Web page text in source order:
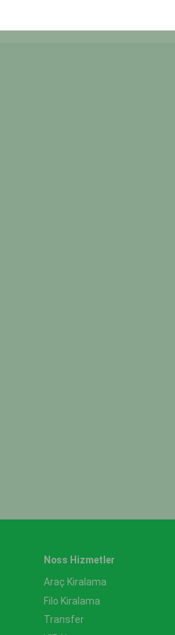
Noss Hizmetler
Araç Kiralama
Filo Kiralama
Transfer